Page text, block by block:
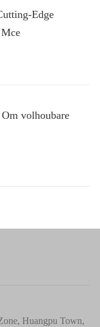
Edge
volhoubare
Huangpu Town,